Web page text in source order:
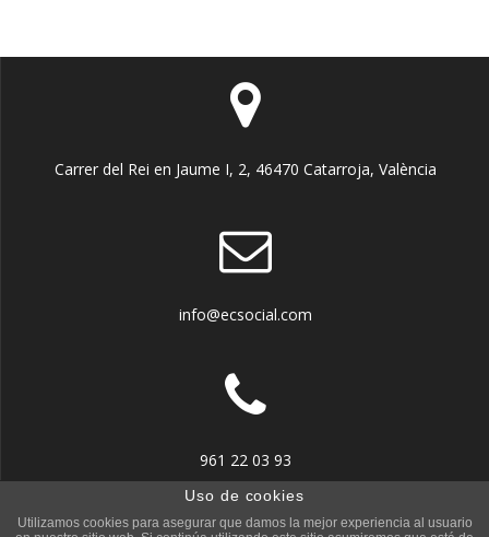
Carrer del Rei en Jaume I, 2, 46470 Catarroja, València
info@ecsocial.com
961 22 03 93
Uso de cookies
Utilizamos cookies para asegurar que damos la mejor experiencia al usuario